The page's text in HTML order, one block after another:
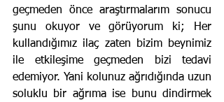
geçmeden önce araştırmalarım sonucu
şunu okuyor ve görüyorum ki; Her
kullandığımız ilaç zaten bizim beynimiz
ile etkileşime geçmeden bizi tedavi
edemiyor. Yani kolunuz ağrıdığında uzun
soluklu bir ağrıma ise bunu dindirmek